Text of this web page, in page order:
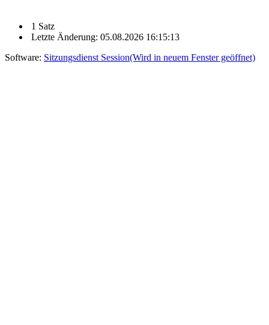
1 Satz
Letzte Änderung: 05.08.2026 16:15:13
Software: Sitzungsdienst Session(Wird in neuem Fenster geöffnet)